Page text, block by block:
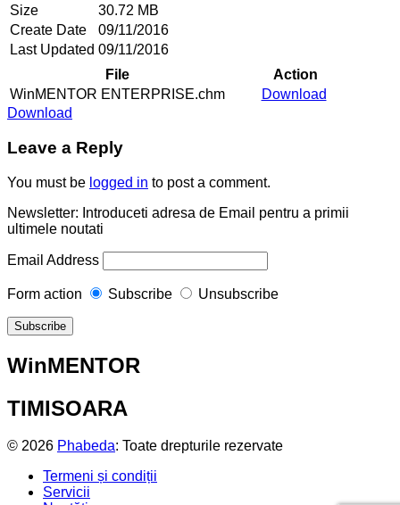
Size
30.72 MB
Create Date
09/11/2016
Last Updated 09/11/2016
File
Action
WinMENTOR ENTERPRISE.chm
Download
Download
Leave a Reply
You must be logged in to post a comment.
Newsletter: Introduceti adresa de Email pentru a primii
ultimele noutati
Email Address
Form action Subscribe Unsubscribe
WinMENTOR
TIMISOARA
© 2026 Phabeda: Toate drepturile rezervate
Termeni și condiții
Servicii